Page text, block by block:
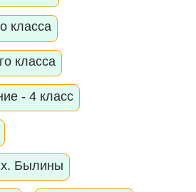
класса
класса
- 4 класс
Былины